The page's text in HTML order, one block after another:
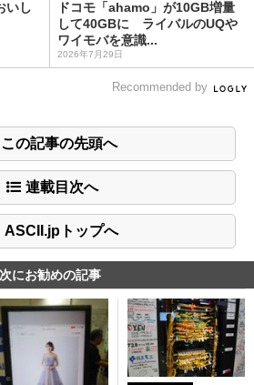
いし
ドコモ「ahamo」が10GB増量
して40GBに ライバルのUQや
ワイモバを意識...
2026年7月29日
Recommended by
この記事の先頭へ
連載目次へ
ASCII.jpトップへ
次にお勧めの記事